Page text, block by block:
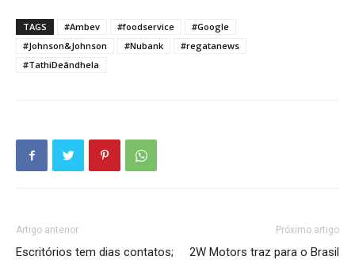
TAGS #Ambev #foodservice
#Google
#Johnson&Johnson
#Nubank
#regatanews
#TathiDeândhela
Artigo anterior
Escritórios tem dias contatos;
Próximo artigo
2W Motors traz para o Brasil